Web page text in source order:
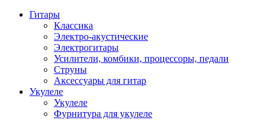
Гитары
Классика
Электро-акустические
Электрогитары
Усилители, комбики, процессоры, педали
Струны
Аксессуары для гитар
Укулеле
Укулеле
Фурнитура для укулеле